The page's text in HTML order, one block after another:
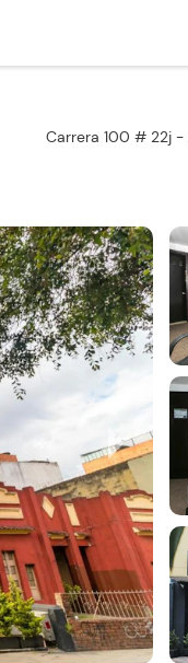
Carrera 100 # 22j -
arrow_right